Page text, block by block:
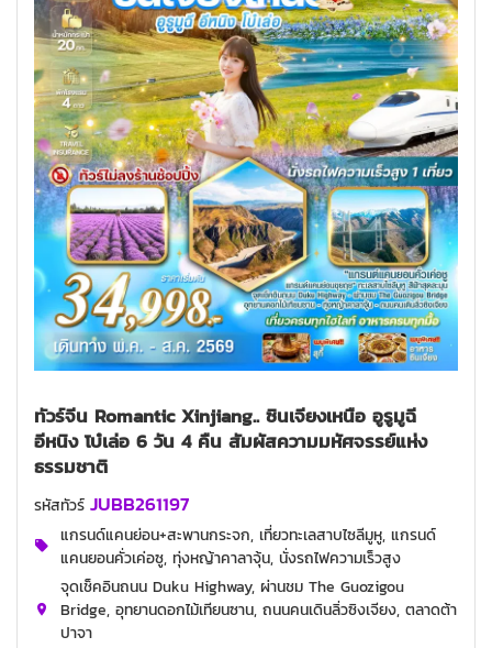
ทัวร์จีน Romantic Xinjiang.. ซินเจียงเหนือ อูรูมูฉี
อีหนิง โบ๋เล่อ 6 วัน 4 คืน สัมผัสความมหัศจรรย์แห่ง
ธรรมชาติ
รหัสทัวร์ JUBB261197
แกรนด์แคนย่อน+สะพานกระจก, เที่ยวทะเลสาบไซลีมูหู, แกรนด์
แคนยอนคั่วเค่อซู, ทุ่งหญ้าคาลาจุ้น, นั่งรถไฟความเร็วสูง
จุดเช็คอินถนน Duku Highway, ผ่านชม The Guozigou
Bridge, อุทยานดอกไม้เทียนซาน, ถนนคนเดินลิ่วซิงเจียง, ตลาดต้า
ปาจา